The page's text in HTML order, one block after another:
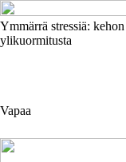
Ymmärrä stressiä:
ylikuormitusta
Vapaa